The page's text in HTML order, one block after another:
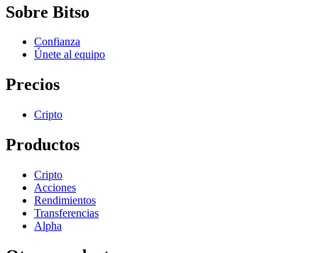
Sobre Bitso
Confianza
Únete al equipo
Precios
Cripto
Productos
Cripto
Acciones
Rendimientos
Transferencias
Alpha